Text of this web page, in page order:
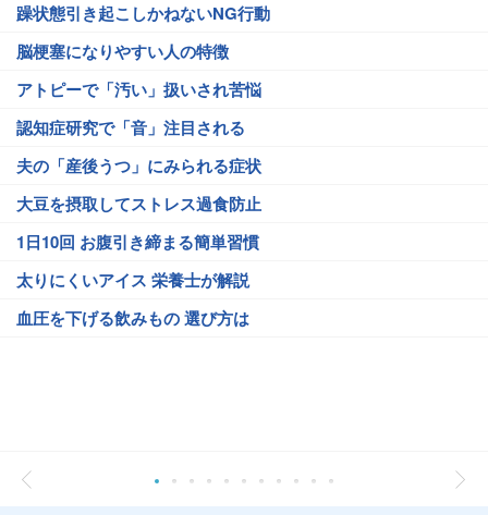
躁状態引き起こしかねないNG行動
脳梗塞になりやすい人の特徴
アトピーで「汚い」扱いされ苦悩
認知症研究で「音」注目される
夫の「産後うつ」にみられる症状
大豆を摂取してストレス過食防止
1日10回 お腹引き締まる簡単習慣
太りにくいアイス 栄養士が解説
血圧を下げる飲みもの 選び方は